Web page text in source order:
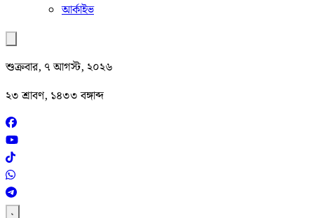
আর্কাইভ
শুক্রবার, ৭ আগস্ট, ২০২৬
২৩ শ্রাবণ, ১৪৩৩ বঙ্গাব্দ